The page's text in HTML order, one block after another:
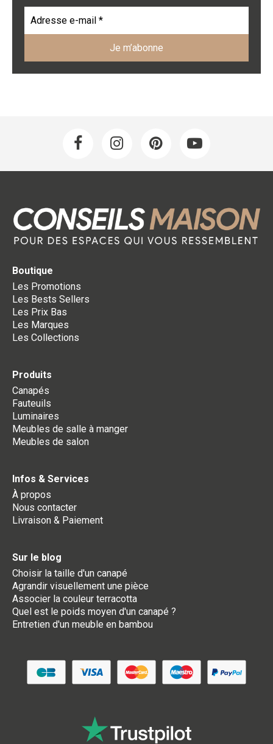
Boutique
Les Promotions
Les Bests Sellers
Les Prix Bas
Les Marques
Les Collections
Produits
Canapés
Fauteuils
Luminaires
Meubles de salle à manger
Meubles de salon
Infos & Services
À propos
Nous contacter
Livraison & Paiement
Sur le blog
Choisir la taille d'un canapé
Agrandir visuellement une pièce
Associer la couleur terracotta
Quel est le poids moyen d'un canapé ?
Entretien d'un meuble en bambou